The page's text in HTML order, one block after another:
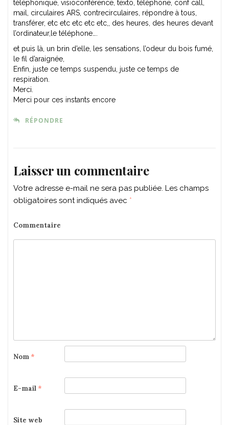
téléphonique, visioconférence, texto, téléphone, conf call,
mail, circulaires ARS, contrecirculaires, répondre à tous,
transférer, etc etc etc etc etc,, des heures, des heures devant
l’ordinateur,le téléphone….
et puis là, un brin d’elle, les sensations, l’odeur du bois fumé,
le fil d’araignée,
Enfin, juste ce temps suspendu, juste ce temps de
respiration.
Merci.
Merci pour ces instants encore
RÉPONDRE
Laisser un commentaire
Votre adresse e-mail ne sera pas publiée. Les champs
obligatoires sont indiqués avec *
Commentaire
Nom *
E-mail *
Site web